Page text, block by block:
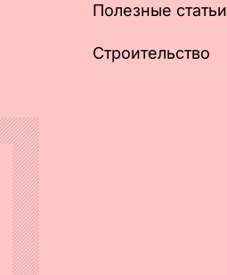
Полезные статьи
Строительство